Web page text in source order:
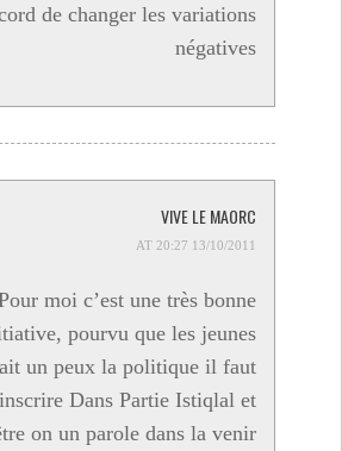
de changer les variations
négatives
VIVE LE MAORC
13/10/2011 AT 20:27
moi c’est une très bonne
pourvu que les jeunes
un peux la politique il faut
Dans Partie Istiqlal et
on un parole dans la venir